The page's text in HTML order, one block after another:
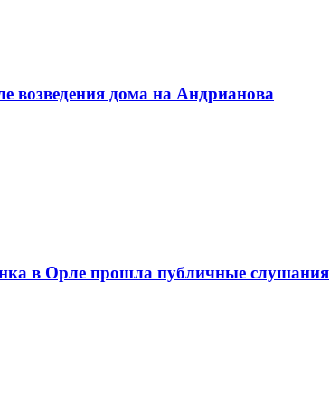
возведения дома на Андрианова
в Орле прошла публичные слушания